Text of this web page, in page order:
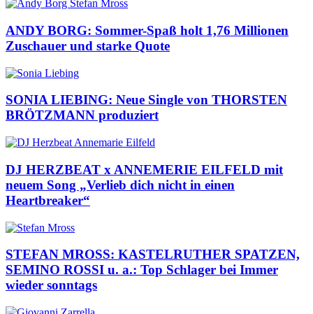
ANDY BORG: Sommer-Spaß holt 1,76 Millionen
Zuschauer und starke Quote
SONIA LIEBING: Neue Single von THORSTEN
BRÖTZMANN produziert
DJ HERZBEAT x ANNEMERIE EILFELD mit
neuem Song „Verlieb dich nicht in einen
Heartbreaker“
STEFAN MROSS: KASTELRUTHER SPATZEN,
SEMINO ROSSI u. a.: Top Schlager bei Immer
wieder sonntags